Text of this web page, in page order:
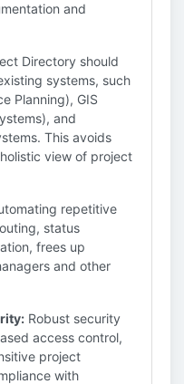
and
Directory should
systems, such
Planning), GIS
and
This avoids
view of project
repetitive
status
frees up
and other
Robust security
access control,
project
with